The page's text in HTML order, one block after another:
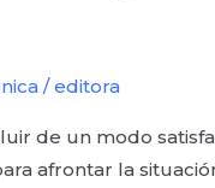
/editora
de un modo
afrontar la